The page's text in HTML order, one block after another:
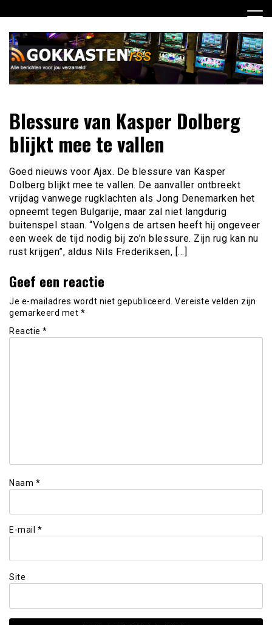
naar
inhoud
Gokkasten RSS
voor jou verzameld
Blessure van Kasper Dolberg
blijkt mee te vallen
Goed nieuws voor Ajax. De blessure van Kasper
Dolberg blijkt mee te vallen. De aanvaller ontbreekt
vrijdag vanwege rugklachten als Jong Denemarken het
opneemt tegen Bulgarije, maar zal niet langdurig
buitenspel staan. “Volgens de artsen heeft hij ongeveer
een week de tijd nodig bij zo’n blessure. Zijn rug kan nu
rust krijgen”, aldus Nils Frederiksen, […]
Geef een reactie
Je e-mailadres wordt niet gepubliceerd. Vereiste velden zijn
gemarkeerd met *
Reactie *
Naam *
E-mail *
Site